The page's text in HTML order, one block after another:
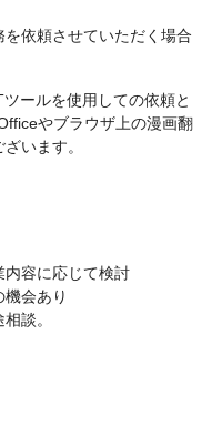
依頼させていただく場合
ールを使用しての依頼と
やブラウザ上の漫画翻
います。
容に応じて検討
会あり
談。